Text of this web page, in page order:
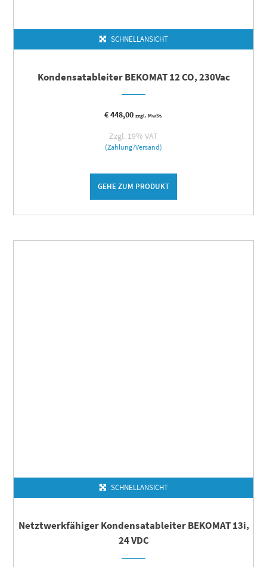
SCHNELLANSICHT
Kondensatableiter BEKOMAT 12 CO, 230Vac
€448,00 zzgl. MwSt.
Zzgl. 19% VAT
(Zahlung/Versand)
GEHE ZUM PRODUKT
SCHNELLANSICHT
Netztwerkfähiger Kondensatableiter BEKOMAT 13i,
24 VDC